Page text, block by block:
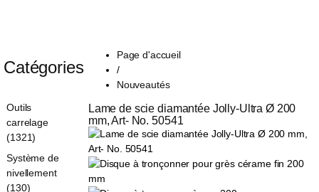
Page d'accueil
/
Nouveautés
Lame de scie diamantée Jolly-Ultra Ø 200
mm, Art- No. 50541
Catégories
Outils
carrelage
(1321)
Système de
nivellement
(130)